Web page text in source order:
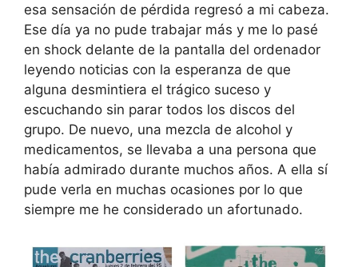
esa sensación de pérdida regresó a mi cabeza.
Ese día ya no pude trabajar más y me lo pasé
en shock delante de la pantalla del ordenador
leyendo noticias con la esperanza de que
alguna desmintiera el trágico suceso y
escuchando sin parar todos los discos del
grupo. De nuevo, una mezcla de alcohol y
medicamentos, se llevaba a una persona que
había admirado durante muchos años. A ella sí
pude verla en muchas ocasiones por lo que
siempre me he considerado un afortunado.